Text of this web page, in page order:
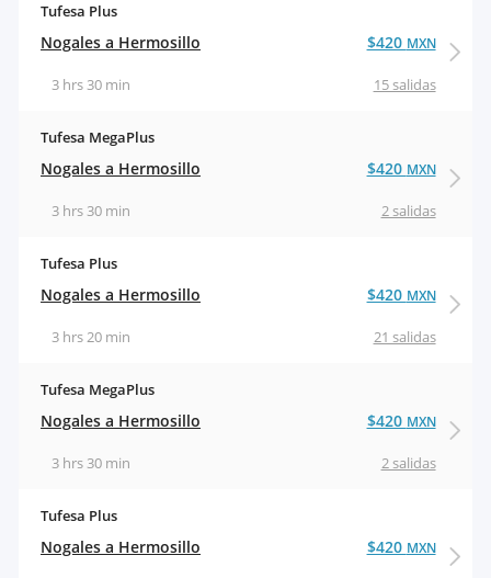
Tufesa Plus
Nogales a Hermosillo
15 salidas
3 hrs 30 min
$420 MXN
Tufesa MegaPlus
Nogales a Hermosillo
2 salidas
3 hrs 30 min
$420 MXN
Tufesa Plus
Nogales a Hermosillo
21 salidas
3 hrs 20 min
$420 MXN
Tufesa MegaPlus
Nogales a Hermosillo
2 salidas
3 hrs 30 min
$420 MXN
Tufesa Plus
Nogales a Hermosillo $420 MXN